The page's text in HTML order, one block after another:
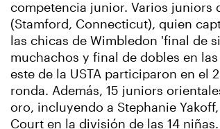
competencia junior. Varios juniors
(Stamford, Connecticut), quien
las chicas de Wimbledon 'final de
muchachos y final de dobles en
este de la USTA participaron en el
ronda. Además, 15 juniors
oro, incluyendo a Stephanie
Court en la división de las 14 niñas.